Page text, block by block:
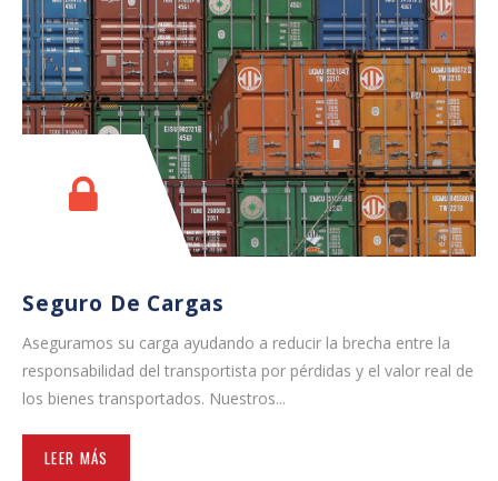
Seguro De Cargas
Aseguramos su carga ayudando a reducir la brecha entre la
responsabilidad del transportista por pérdidas y el valor real de
los bienes transportados. Nuestros...
LEER MÁS